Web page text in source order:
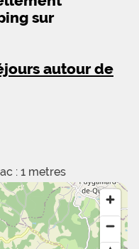
sur
autour de
: 1 metres